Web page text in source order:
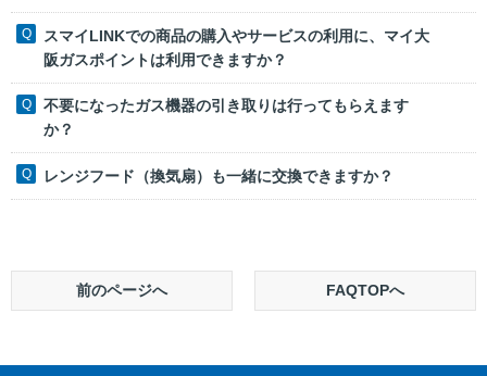
スマイLINKでの商品の購入やサービスの利用に、マイ大
阪ガスポイントは利用できますか？
不要になったガス機器の引き取りは行ってもらえます
か？
レンジフード（換気扇）も一緒に交換できますか？
前のページへ FAQTOPへ